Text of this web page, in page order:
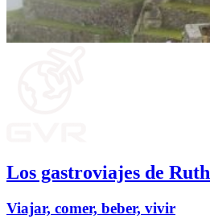
Los gastroviajes de Ruth
Viajar, comer, beber, vivir